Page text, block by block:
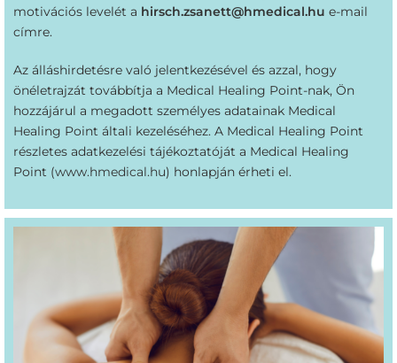
motivációs levelét a hirsch.zsanett@hmedical.hu e-mail
címre.
Az álláshirdetésre való jelentkezésével és azzal, hogy
önéletrajzát továbbítja a Medical Healing Point-nak, Ön
hozzájárul a megadott személyes adatainak Medical
Healing Point általi kezeléséhez. A Medical Healing Point
részletes adatkezelési tájékoztatóját a Medical Healing
Point (www.hmedical.hu) honlapján érheti el.